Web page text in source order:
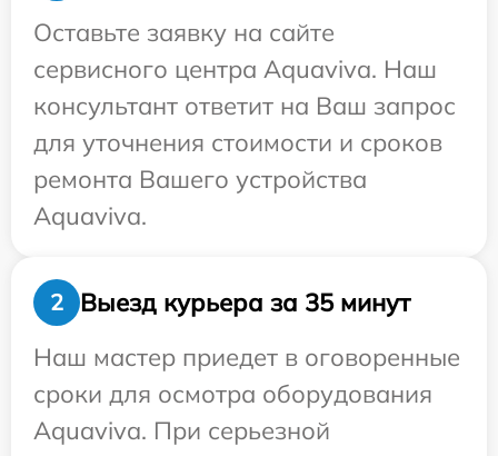
Оставьте заявку на сайте
сервисного центра Aquaviva. Наш
консультант ответит на Ваш запрос
для уточнения стоимости и сроков
ремонта Вашего устройства
Aquaviva.
2
Выезд курьера за 35 минут
Наш мастер приедет в оговоренные
сроки для осмотра оборудования
Aquaviva. При серьезной